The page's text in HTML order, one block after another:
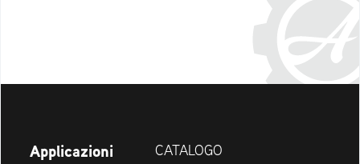
Applicazioni
CATALOGO